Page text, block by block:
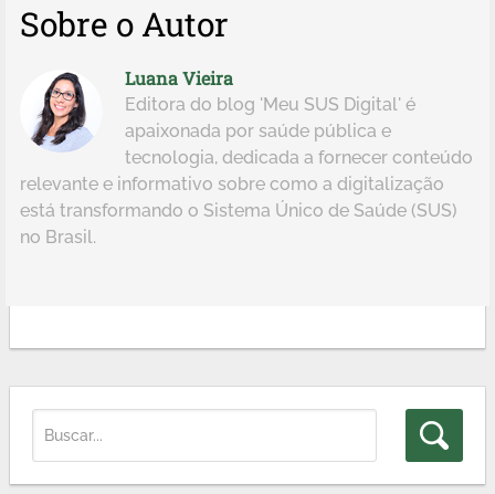
Sobre o Autor
Luana Vieira
Editora do blog 'Meu SUS Digital' é
apaixonada por saúde pública e
tecnologia, dedicada a fornecer conteúdo
relevante e informativo sobre como a digitalização
está transformando o Sistema Único de Saúde (SUS)
no Brasil.